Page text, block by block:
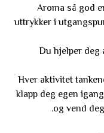
Aroma så god
uttrykker i
Du hjelper deg
Hver aktivitet
klapp deg egen
og vend